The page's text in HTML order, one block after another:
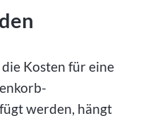
Kosten für eine
werden, hängt